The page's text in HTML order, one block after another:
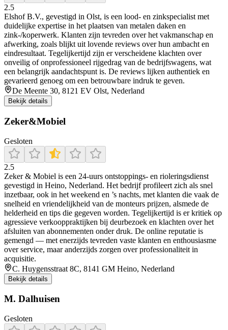
2.5
Elshof B.V., gevestigd in Olst, is een lood‑ en zinkspecialist met
duidelijke expertise in het plaatsen van metalen daken en
zink-/koperwerk. Klanten zijn tevreden over het vakmanschap en
afwerking, zoals blijkt uit lovende reviews over hun ambacht en
eindresultaat. Tegelijkertijd zijn er verscheidene klachten over
onveilig of onprofessioneel rijgedrag van de bedrijfswagens, wat
een belangrijk aandachtspunt is. De reviews lijken authentiek en
gevarieerd genoeg om een betrouwbare indruk te geven.
De Meente 30, 8121 EV Olst, Nederland
Bekijk details
Zeker&Mobiel
Gesloten
2.5
Zeker & Mobiel is een 24-uurs ontstoppings- en rioleringsdienst
gevestigd in Heino, Nederland. Het bedrijf profileert zich als snel
inzetbaar, ook in het weekend en ’s nachts, met klanten die vaak de
snelheid en vriendelijkheid van de monteurs prijzen, alsmede de
helderheid en tips die gegeven worden. Tegelijkertijd is er kritiek op
agressieve verkooppraktijken bij deurbezoek en klachten over het
afsluiten van abonnementen onder druk. De online reputatie is
gemengd — met enerzijds tevreden vaste klanten en enthousiasme
over service, maar anderzijds zorgen over professionaliteit in
acquisitie.
C. Huygensstraat 8C, 8141 GM Heino, Nederland
Bekijk details
M. Dalhuisen
Gesloten